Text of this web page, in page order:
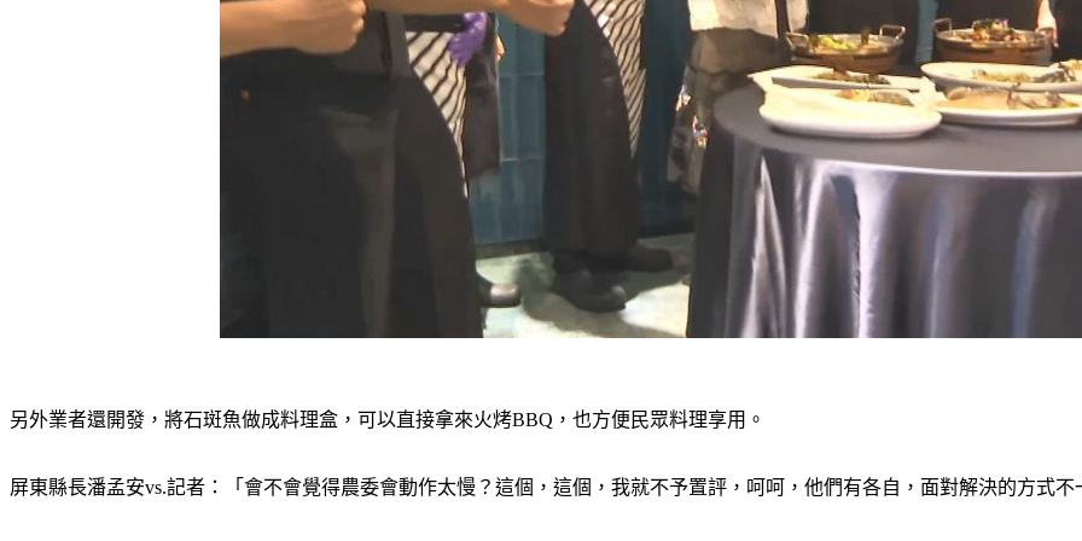
另外業者還開發，將石斑魚做成料理盒，可以直接拿來火烤BBQ，也方便民眾料理享用。
屏東縣長潘孟安vs.記者：「會不會覺得農委會動作太慢？這個，這個，我就不予置評，呵呵，他們有各自，面對解決的方式不